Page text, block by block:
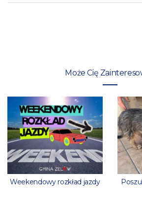
Może Cię
Weekendowy rozkład jazdy